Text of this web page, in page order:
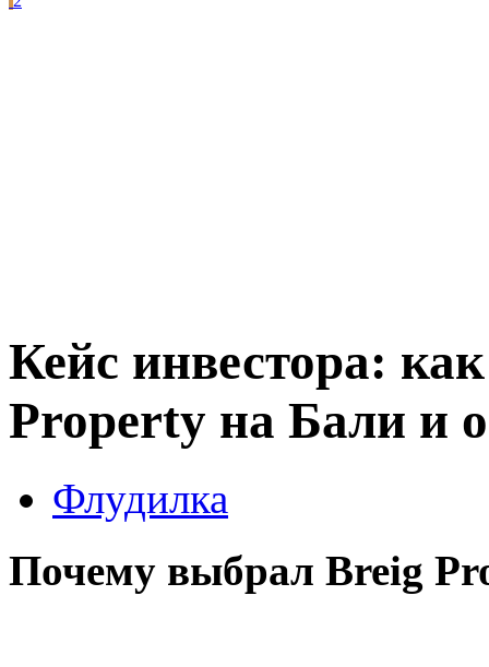
Кейс инвестора:
Property на Бали и
Флудилка
Почему выбрал Breig